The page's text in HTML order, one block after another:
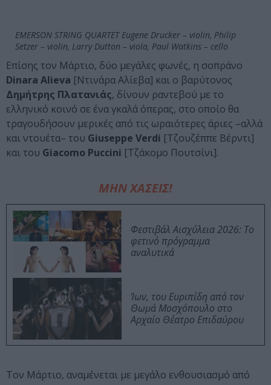
EMERSON STRING QUARTET Eugene Drucker – violin, Philip
Setzer – violin, Larry Dutton – viola, Paul Watkins – cello
Επίσης τον Μάρτιο, δύο μεγάλες φωνές, η σοπράνο
Dinara Alieva [Ντινάρα Αλίεβα] και ο βαρύτονος
Δημήτρης Πλατανιάς, δίνουν ραντεβού με το
ελληνικό κοινό σε ένα γκαλά όπερας, στο οποίο θα
τραγουδήσουν μερικές από τις ωραιότερες άριες –αλλά
και ντουέτα– του Giuseppe Verdi [Τζουζέππε Βέρντι]
και του Giacomo Puccini [Τζάκομο Πουτσίνι].
ΜΗΝ ΧΑΣΕΙΣ!
Φεστιβάλ Αισχύλεια 2026: Το
φετινό πρόγραμμα
αναλυτικά
Ίων, του Ευριπίδη από τον
Θωμά Μοσχόπουλο στο
Αρχαίο Θέατρο Επιδαύρου
Τον Μάρτιο, αναμένεται με μεγάλο ενθουσιασμό από